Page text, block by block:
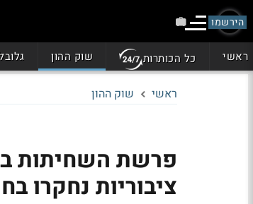
הירשמו
ראשי כל הכותרות שוק ההון
ראשי שוק ההון
ציבוריות נחקרו